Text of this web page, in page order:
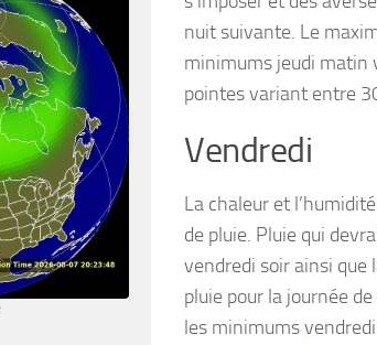
nuit suivante. Le
minimums jeudi matin
pointes variant entre
Vendredi
La chaleur et
de pluie. Pluie qui
vendredi soir ainsi
pluie pour la journée
les minimums